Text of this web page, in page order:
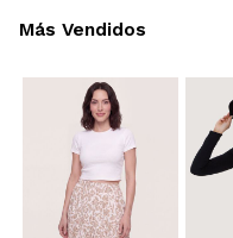
Más Vendidos